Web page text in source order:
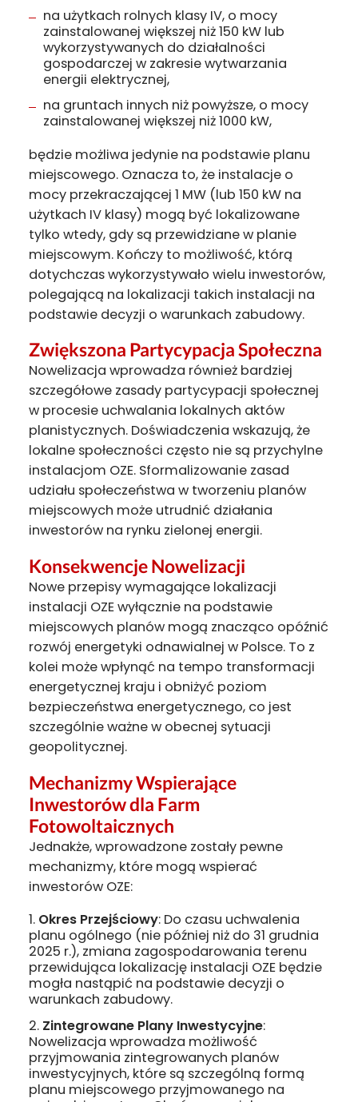
na użytkach rolnych klasy IV, o mocy
zainstalowanej większej niż 150 kW lub
wykorzystywanych do działalności
gospodarczej w zakresie wytwarzania
energii elektrycznej,
na gruntach innych niż powyższe, o mocy
zainstalowanej większej niż 1000 kW,
będzie możliwa jedynie na podstawie planu
miejscowego. Oznacza to, że instalacje o
mocy przekraczającej 1 MW (lub 150 kW na
użytkach IV klasy) mogą być lokalizowane
tylko wtedy, gdy są przewidziane w planie
miejscowym. Kończy to możliwość, którą
dotychczas wykorzystywało wielu inwestorów,
polegającą na lokalizacji takich instalacji na
podstawie decyzji o warunkach zabudowy.
Zwiększona Partycypacja Społeczna
Nowelizacja wprowadza również bardziej
szczegółowe zasady partycypacji społecznej
w procesie uchwalania lokalnych aktów
planistycznych. Doświadczenia wskazują, że
lokalne społeczności często nie są przychylne
instalacjom OZE. Sformalizowanie zasad
udziału społeczeństwa w tworzeniu planów
miejscowych może utrudnić działania
inwestorów na rynku zielonej energii.
Konsekwencje Nowelizacji
Nowe przepisy wymagające lokalizacji
instalacji OZE wyłącznie na podstawie
miejscowych planów mogą znacząco opóźnić
rozwój energetyki odnawialnej w Polsce. To z
kolei może wpłynąć na tempo transformacji
energetycznej kraju i obniżyć poziom
bezpieczeństwa energetycznego, co jest
szczególnie ważne w obecnej sytuacji
geopolitycznej.
Mechanizmy Wspierające
Inwestorów dla Farm
Fotowoltaicznych
Jednakże, wprowadzone zostały pewne
mechanizmy, które mogą wspierać
inwestorów OZE:
Okres Przejściowy: Do czasu uchwalenia
planu ogólnego (nie później niż do 31 grudnia
2025 r.), zmiana zagospodarowania terenu
przewidująca lokalizację instalacji OZE będzie
mogła nastąpić na podstawie decyzji o
warunkach zabudowy.
Zintegrowane Plany Inwestycyjne:
Nowelizacja wprowadza możliwość
przyjmowania zintegrowanych planów
inwestycyjnych, które są szczególną formą
planu miejscowego przyjmowanego na